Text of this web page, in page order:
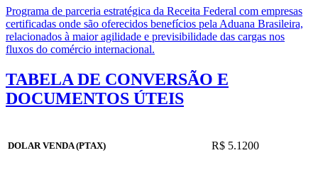
Programa de parceria estratégica da Receita Federal com empresas
certificadas onde são oferecidos benefícios pela Aduana Brasileira,
relacionados à maior agilidade e previsibilidade das cargas nos
fluxos do comércio internacional.
TABELA DE CONVERSÃO E
DOCUMENTOS ÚTEIS
DOLAR VENDA (PTAX) R$ 5.1200